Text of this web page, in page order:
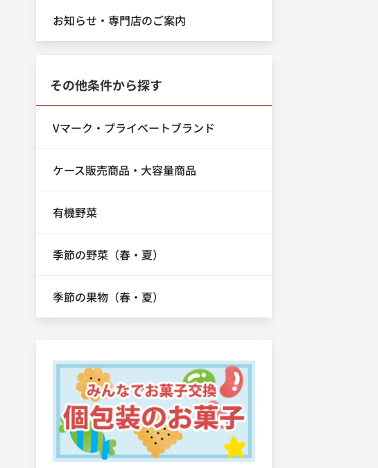
お知らせ・専門店のご案内
その他条件から探す
Vマーク・プライベートブランド
ケース販売商品・大容量商品
有機野菜
季節の野菜（春・夏）
季節の果物（春・夏）